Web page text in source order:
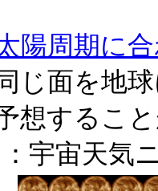
陽周期に
じ面を地
想するこ
宇宙天気